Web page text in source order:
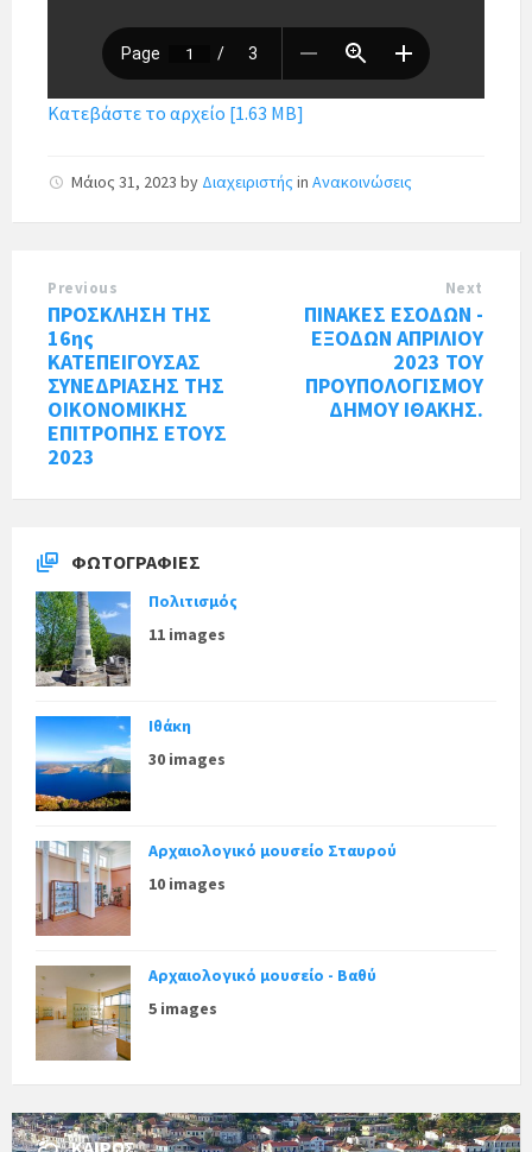
Κατεβάστε το αρχείο [1.63 MB]
Μάιος 31, 2023 by Διαχειριστής in Ανακοινώσεις
Previous
ΠΡΟΣΚΛΗΣΗ ΤΗΣ
16ης
ΚΑΤΕΠΕΙΓΟΥΣΑΣ
ΣΥΝΕΔΡΙΑΣΗΣ ΤΗΣ
ΟΙΚΟΝΟΜΙΚΗΣ
ΕΠΙΤΡΟΠΗΣ ΕΤΟΥΣ
2023
Next
ΠΙΝΑΚΕΣ ΕΣΟΔΩΝ -
ΕΞΟΔΩΝ ΑΠΡΙΛΙΟΥ
2023 ΤΟΥ
ΠΡΟΥΠΟΛΟΓΙΣΜΟΥ
ΔΗΜΟΥ ΙΘΑΚΗΣ.
ΦΩΤΟΓΡΑΦΊΕΣ
Πολιτισμός
11 images
Ιθάκη
30 images
Αρχαιολογικό μουσείο Σταυρού
10 images
Αρχαιολογικό μουσείο - Βαθύ
5 images
ΚΑΙΡΌΣ